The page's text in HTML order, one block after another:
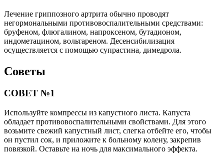
Лечение гриппозного артрита обычно проводят
негормональными противовоспалительными средствами:
бруфеном, флюгалином, напроксеном, бутадионом,
индометацином, вольтареном. Десенсибилизация
осуществляется с помощью супрастина, димедрола.
Советы
СОВЕТ №1
Используйте компрессы из капустного листа. Капуста
обладает противовоспалительными свойствами. Для этого
возьмите свежий капустный лист, слегка отбейте его, чтобы
он пустил сок, и приложите к больному колену, закрепив
повязкой. Оставьте на ночь для максимального эффекта.